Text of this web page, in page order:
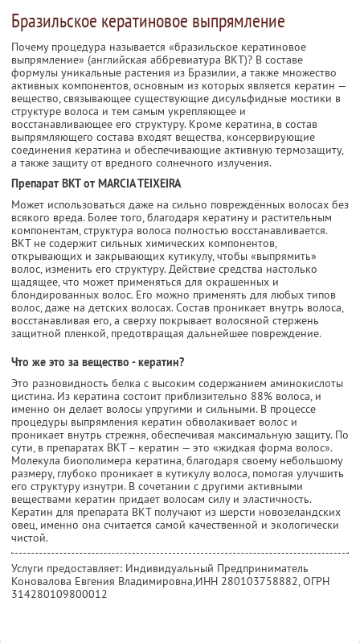
Бразильское кератиновое выпрямление
Почему процедура называется «бразильское кератиновое
выпрямление» (английская аббревиатура ВКТ)? В составе
формулы уникальные растения из Бразилии, а также множество
активных компонентов, основным из которых является кератин —
вещество, связывающее существующие дисульфидные мостики в
структуре волоса и тем самым укрепляющее и
восстанавливающее его структуру. Кроме кератина, в состав
выпрямляющего состава входят вещества, консервирующие
соединения кератина и обеспечивающие активную термозащиту,
а также защиту от вредного солнечного излучения.
Препарат ВКТ от MARCIA TEIXEIRA
Может использоваться даже на сильно повреждённых волосах без
всякого вреда. Более того, благодаря кератину и растительным
компонентам, структура волоса полностью восстанавливается.
BKT не содержит сильных химических компонентов,
открывающих и закрывающих кутикулу, чтобы «выпрямить»
волос, изменить его структуру. Действие средства настолько
щадящее, что может применяться для окрашенных и
блондированных волос. Его можно применять для любых типов
волос, даже на детских волосах. Состав проникает внутрь волоса,
восстанавливая его, а сверху покрывает волосяной стержень
защитной пленкой, предотвращая дальнейшее повреждение.
Что же это за вещество - кератин?
Это разновидность белка с высоким содержанием аминокислоты
цистина. Из кератина состоит приблизительно 88% волоса, и
именно он делает волосы упругими и сильными. В процессе
процедуры выпрямления кератин обволакивает волос и
проникает внутрь стрежня, обеспечивая максимальную защиту. По
сути, в препаратах ВКТ – кератин — это «жидкая форма волос».
Молекула биополимера кератина, благодаря своему небольшому
размеру, глубоко проникает в кутикулу волоса, помогая улучшить
его структуру изнутри. В сочетании с другими активными
веществами кератин придает волосам силу и эластичность.
Кератин для препарата ВКТ получают из шерсти новозеландских
овец, именно она считается самой качественной и экологически
чистой.
Услуги предоставляет: Индивидуальный Предприниматель
Коновалова Евгения Владимировна,ИНН 280103758882, ОГРН
314280109800012